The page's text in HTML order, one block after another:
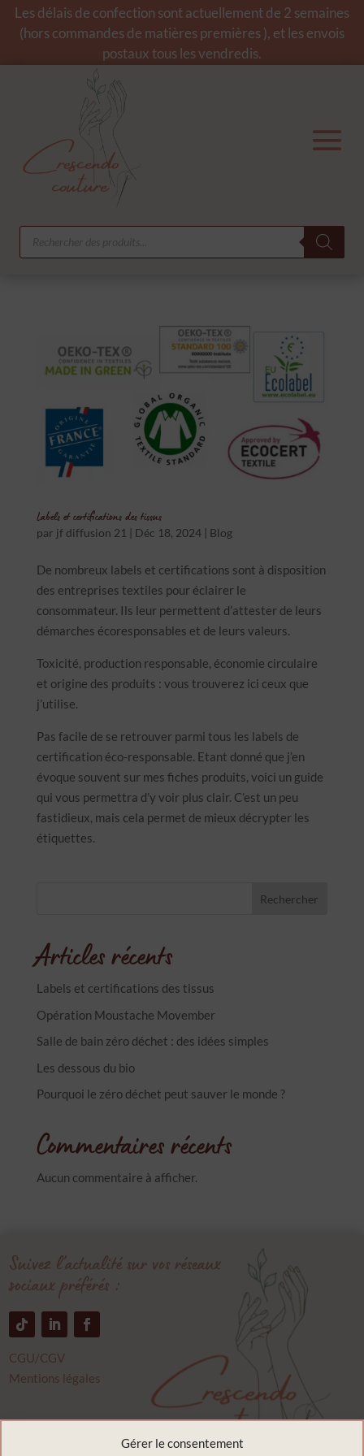
Gérer le consentement
Les délais de confection sont actuellement de 2 semaines
(hors commandes de matières premières ), et les envois
postaux tous les vendredis.
Recherche
produits
Labels et certifications des tissus
par jf diffusion 21 | Déc 18, 2024| Blog
De nombreux labels et certifications sont à disposition
des entreprises textiles pour éclairer le
consommateur. Ils leur permettent d’attester de leurs
démarches écoresponsables et de leurs valeurs.
Toxicité, production responsable, économie circulaire
et origine des produits : vous trouverez ici ceux que
j’utilise.
Pas facile de se retrouver parmi tous les labels de
certification éco-responsable. Etant donné que j’en
évoque souvent sur mes fiches produits, voici un guide
qui vous permettra d’y voir plus clair. C’est un peu
fastidieux, mais cela permet de mieux décrypter les
étiquettes.
Rechercher
Articles récents
Labels et certifications des tissus
Opération Moustache Movember
Salle de bain zéro déchet : des idées simples
Les dessous du bio
Pourquoi le zéro déchet peut sauver le monde ?
Commentaires récents
Aucun commentaire à afficher.
Suivez l’actualité sur vos réseaux
sociaux préférés :
CGU/CGV
Mentions légales
Crescendo couture